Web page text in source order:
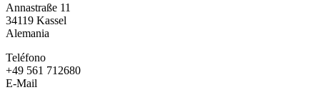
Annastraße 11
34119 Kassel
Alemania
Teléfono
+49 561 712680
E-Mail